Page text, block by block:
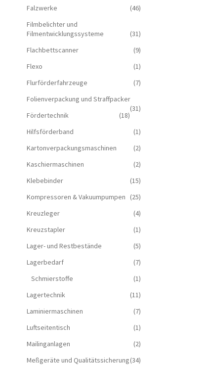
Falzwerke
(46)
Filmbelichter und
Filmentwicklungssysteme
(31)
Flachbettscanner
(9)
Flexo
(1)
Flurförderfahrzeuge
(7)
Folienverpackung und Straffpacker
(31)
Fördertechnik
(18)
Hilfsförderband
(1)
Kartonverpackungsmaschinen
(2)
Kaschiermaschinen
(2)
Klebebinder
(15)
Kompressoren & Vakuum­pumpen
(25)
Kreuzleger
(4)
Kreuzstapler
(1)
Lager- und Restbestände
(5)
Lagerbedarf
(7)
Schmierstoffe
(1)
Lagertechnik
(11)
Laminiermaschinen
(7)
Luftseitentisch
(1)
Mailinganlagen
(2)
Meßgeräte und Qualitätssicherung(34)